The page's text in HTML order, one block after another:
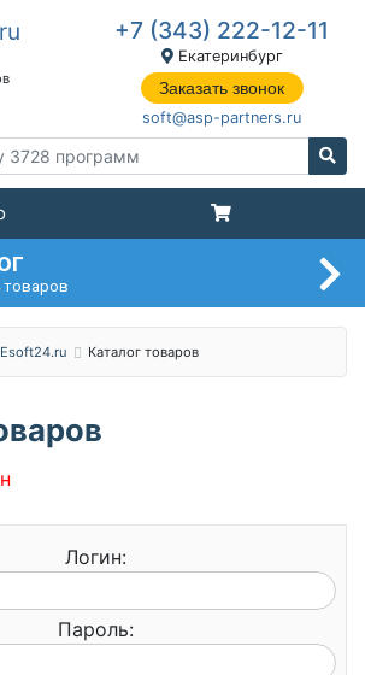
+7 (343) 222-12-11
Екатеринбург
Заказать звонок
soft@asp-partners.ru
товаров
Каталог товаров
Логин:
Пароль: